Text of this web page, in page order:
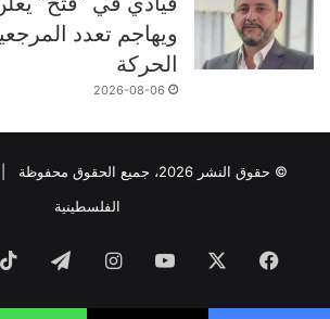
ويهاجم تعدد
الحركة
2026-08-06
© حقوق النشر 2026، جميع الحقوق محفوظة |
الفلسطينية
فيسبوك ‫YouTubeانستقرامتيلقرام